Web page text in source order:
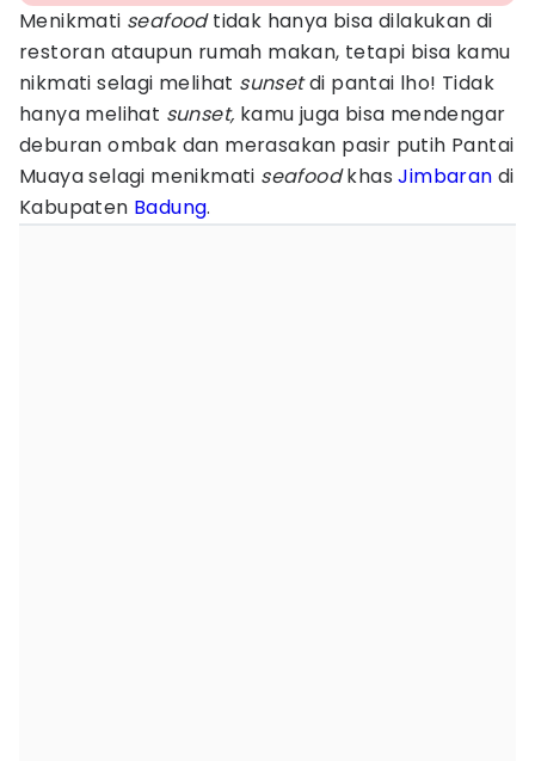
Menikmati seafoodtidak hanya bisa dilakukan di
restoran ataupun rumah makan, tetapi bisa kamu
nikmati selagi melihat sunsetdi pantai lho! Tidak
hanya melihat sunset, kamu juga bisa mendengar
deburan ombak dan merasakan pasir putih Pantai
Muaya selagi menikmati seafoodkhasJimbaran di
Kabupaten Badung.